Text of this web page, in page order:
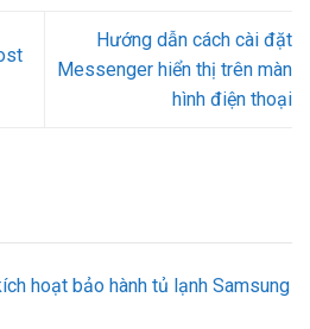
Hướng dẫn cách cài đặt
Messenger hiển thị trên màn
hình điện thoại
hoạt bảo hành tủ lạnh Samsung